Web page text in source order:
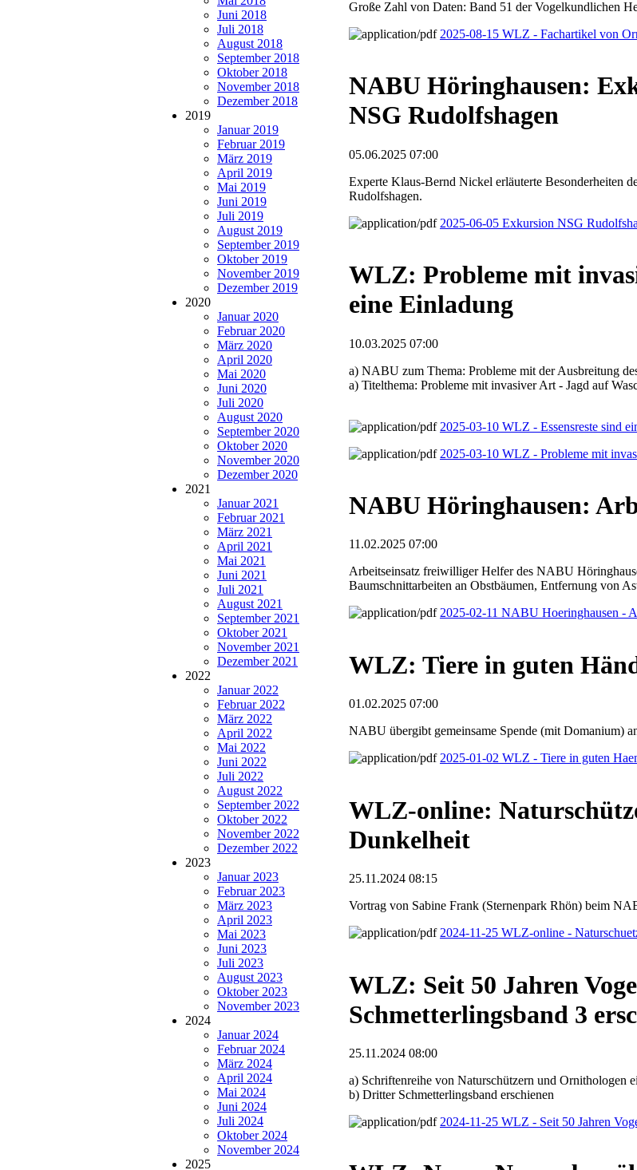
Juni 2018
Juli 2018
August 2018
September 2018
Oktober 2018
November 2018
Dezember 2018
2019
Januar 2019
Februar 2019
März 2019
April 2019
Mai 2019
Juni 2019
Juli 2019
August 2019
September 2019
Oktober 2019
November 2019
Dezember 2019
2020
Januar 2020
Februar 2020
März 2020
April 2020
Mai 2020
Juni 2020
Juli 2020
August 2020
September 2020
Oktober 2020
November 2020
Dezember 2020
2021
Januar 2021
Februar 2021
März 2021
April 2021
Mai 2021
Juni 2021
Juli 2021
August 2021
September 2021
Oktober 2021
November 2021
Dezember 2021
2022
Januar 2022
Februar 2022
März 2022
April 2022
Mai 2022
Juni 2022
Juli 2022
August 2022
September 2022
Oktober 2022
November 2022
Dezember 2022
2023
Januar 2023
Februar 2023
März 2023
April 2023
Mai 2023
Juni 2023
Juli 2023
August 2023
Oktober 2023
November 2023
2024
Januar 2024
Februar 2024
März 2024
April 2024
Mai 2024
Juni 2024
Juli 2024
Oktober 2024
November 2024
2025
Große Zahl von Daten: Band 51 der Vogelkundlichen
2025-08-15 WLZ - Fachartikel von
NABU Höringhausen:
NSG Rudolfshagen
05.06.2025 07:00
Experte Klaus-Bernd Nickel erläuterte Besonderheiten
Rudolfshagen.
2025-06-05 Exkursion NSG
WLZ: Probleme mit
eine Einladung
10.03.2025 07:00
a) NABU zum Thema: Probleme mit der Ausbreitung
a) Titelthema: Probleme mit invasiver Art - Jagd auf
2025-03-10 WLZ - Essensreste sind
2025-03-10 WLZ - Probleme mit
NABU Höringhausen:
11.02.2025 07:00
Arbeitseinsatz freiwilliger Helfer des NABU
Baumschnittarbeiten an Obstbäumen, Entfernung von
2025-02-11 NABU Hoeringhausen -
WLZ: Tiere in guten
01.02.2025 07:00
NABU übergibt gemeinsame Spende (mit Domanium)
2025-01-02 WLZ - Tiere in guten
WLZ-online:
Dunkelheit
25.11.2024 08:15
Vortrag von Sabine Frank (Sternenpark Rhön) beim
2024-11-25 WLZ-online -
WLZ: Seit 50 Jahren
Schmetterlingsband 3
25.11.2024 08:00
a) Schriftenreihe von Naturschützern und Ornithologen
b) Dritter Schmetterlingsband erschienen
2024-11-25 WLZ - Seit 50 Jahren